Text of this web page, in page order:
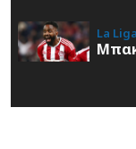
La Liga